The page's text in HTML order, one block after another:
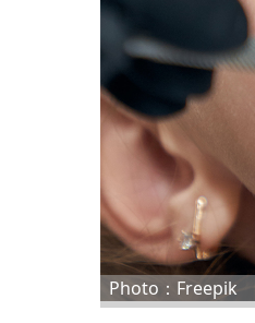
Photo：Freepik